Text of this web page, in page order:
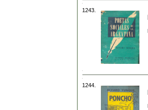
1243.
1244.